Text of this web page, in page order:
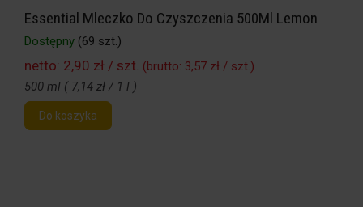
Essential Mleczko Do Czyszczenia 500Ml Lemon
Dostępny (69 szt.)
netto: 2,90 zł / szt. (brutto: 3,57 zł / szt.)
500 ml ( 7,14 zł / 1 l )
Do koszyka